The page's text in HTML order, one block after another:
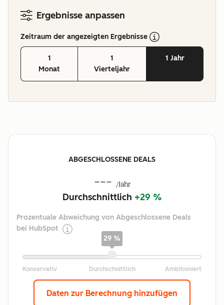
Ergebnisse anpassen
Zeitraum der angezeigten Ergebnisse
1
Monat
1
Vierteljahr
1 Jahr
ABGESCHLOSSENE DEALS
--- /Jahr
Durchschnittlich +29 %
Prozentuale Abweichung von Abgeschlossene Deals
bei HubSpot
29 %
Daten zur Berechnung hinzufügen